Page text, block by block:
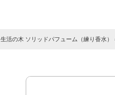
生活の木 ソリッドパフューム（練り香水）